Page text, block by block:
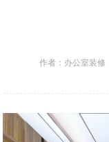
作者： 办公室装修